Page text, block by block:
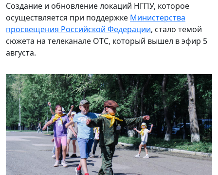
Создание и обновление локаций НГПУ, которое
осуществляется при поддержке Министерства
просвещения Российской Федерации, стало темой
сюжета на телеканале ОТС, который вышел в эфир 5
августа.